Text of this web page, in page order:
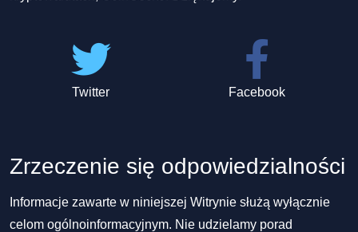
Twitter Facebook
Zrzeczenie się odpowiedzialności
Informacje zawarte w niniejszej Witrynie służą wyłącznie
celom ogólnoinformacyjnym. Nie udzielamy porad